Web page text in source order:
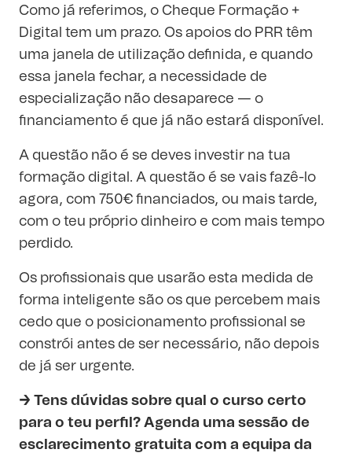
Como já referimos, o Cheque Formação +
Digital tem um prazo. Os apoios do PRR têm
uma janela de utilização definida, e quando
essa janela fechar, a necessidade de
especialização não desaparece — o
financiamento é que já não estará disponível.
A questão não é se deves investir na tua
formação digital. A questão é se vais fazê-lo
agora, com 750€ financiados, ou mais tarde,
com o teu próprio dinheiro e com mais tempo
perdido.
Os profissionais que usarão esta medida de
forma inteligente são os que percebem mais
cedo que o posicionamento profissional se
constrói antes de ser necessário, não depois
de já ser urgente.
→ Tens dúvidas sobre qual o curso certo
para o teu perfil? Agenda uma sessão de
esclarecimento gratuita com a equipa da